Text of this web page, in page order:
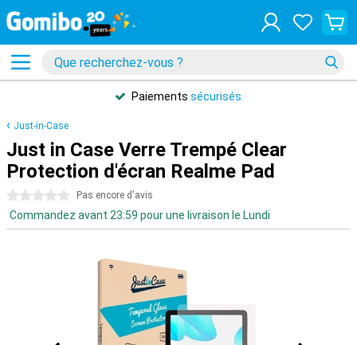
Paiements sécurisés
Just-in-Case
Just in Case Verre Trempé Clear
Protection d'écran Realme Pad
0 étoiles Pas encore d'avis
Commandez avant 23:59 pour une livraison le Lundi